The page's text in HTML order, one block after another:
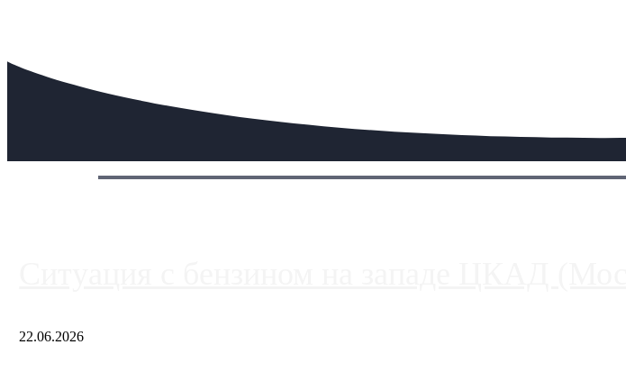
22.06.2026